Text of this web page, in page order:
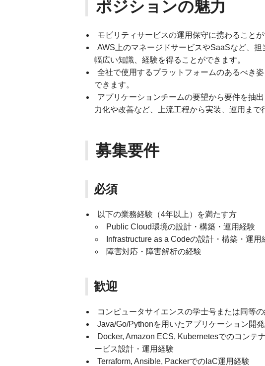
ポジションの魅力
モビリティサービスの運用保守に携わることが
AWS上のマネージドサービスやSaaSなど、
幅広い知識、経験を得ることができます。
全社で使用するプラットフォームのあるべき
できます。
アプリケーションチームの要望から要件を抽
力化や改善など、上流工程から実装、運用まで
募集要件
必須
以下の業務経験（4年以上）を満たす方
Public Cloud環境の設計・構築・運用経験
Infrastructure as a Codeの設計・構築・運用
障害対応・障害解析の経験
歓迎
コンピュータサイエンスの学士号または同等
Java/Go/Pythonを用いたアプリケーション開
Docker, Amazon ECS, Kubernetesでのコンテ
ービス設計・運用経験
Terraform, Ansible, PackerでのIaC運用経験